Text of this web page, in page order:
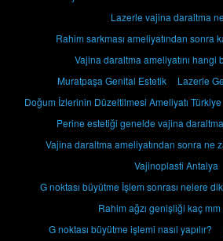
Lazerle vajina daraltma
Rahim sarkması ameliyatından sonra
Vajina daraltma ameliyatını hangi
Muratpaşa Genital Estetik
Lazerle
Doğum İzlerinin Düzeltilmesi Ameliyatı Türkiye
Perine estetiği genelde vajina
Vajina daraltma ameliyatından sonra ne
Vajinoplasti Antalya
G noktası büyütme İşlem sonrası nelere
Rahim ağzı genişliği kaç mm
G noktası büyütme işlemi nasıl yapılır?